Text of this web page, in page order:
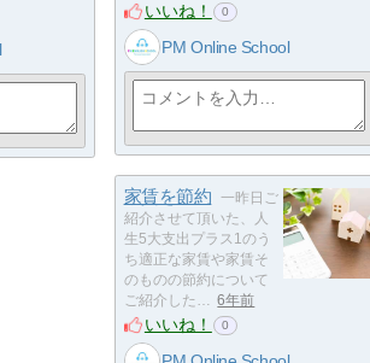
いいね！ 0
PM Online School
家賃を節約
一昨日ご
紹介させて頂いた、人
生5大支出プラス1のう
ち適正な家賃や家賃そ
のものの節約について
ご紹介した…
6年前
いいね！ 0